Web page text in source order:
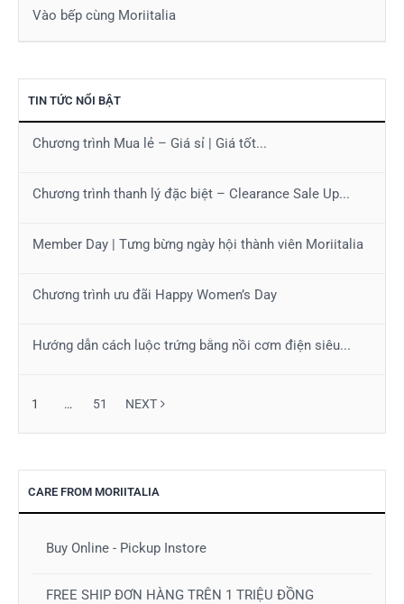
Vào bếp cùng Moriitalia
TIN TỨC NỔI BẬT
Chương trình Mua lẻ – Giá sỉ | Giá tốt...
Chương trình thanh lý đặc biệt – Clearance Sale Up...
Member Day | Tưng bừng ngày hội thành viên Moriitalia
Chương trình ưu đãi Happy Women’s Day
Hướng dẫn cách luộc trứng bằng nồi cơm điện siêu...
1 … 51 NEXT
CARE FROM MORIITALIA
Buy Online - Pickup Instore
FREE SHIP ĐƠN HÀNG TRÊN 1 TRIỆU ĐỒNG